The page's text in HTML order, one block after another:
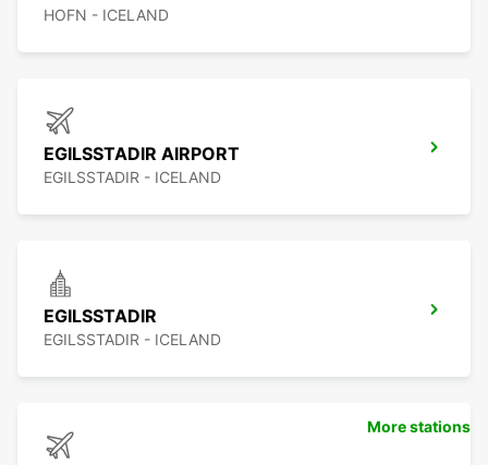
HOFN - ICELAND
EGILSSTADIR AIRPORT
EGILSSTADIR - ICELAND
EGILSSTADIR
EGILSSTADIR - ICELAND
More stations